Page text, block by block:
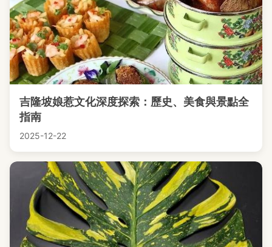
吉隆坡娘惹文化深度探索：歷史、美食與景點全
指南
2025-12-22